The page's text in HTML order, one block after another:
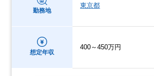
勤務地
東京都
想定年収
400～450万円